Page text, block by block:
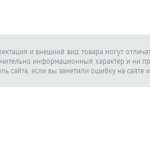
и внешний вид товара могут
информационный характер и ни
сайта, если вы заметили ошибку на сайте